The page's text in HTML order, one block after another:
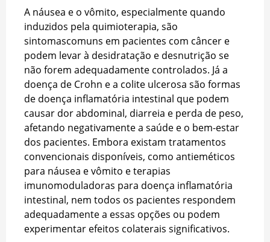
A náusea e o vômito, especialmente quando
induzidos pela quimioterapia, são
sintomascomuns em pacientes com câncer e
podem levar à desidratação e desnutrição se
não forem adequadamente controlados. Já a
doença de Crohn e a colite ulcerosa são formas
de doença inflamatória intestinal que podem
causar dor abdominal, diarreia e perda de peso,
afetando negativamente a saúde e o bem-estar
dos pacientes. Embora existam tratamentos
convencionais disponíveis, como antieméticos
para náusea e vômito e terapias
imunomoduladoras para doença inflamatória
intestinal, nem todos os pacientes respondem
adequadamente a essas opções ou podem
experimentar efeitos colaterais significativos.